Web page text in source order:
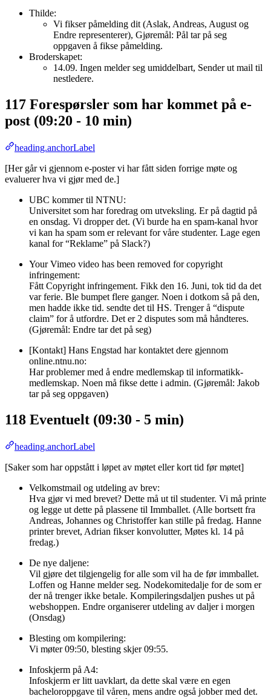
Thilde:
Vi fikser påmelding dit (Aslak, Andreas, August og
Endre representerer), Gjøremål: Pål tar på seg
oppgaven å fikse påmelding.
Broderskapet:
14.09. Ingen melder seg umiddelbart, Sender ut mail til
nestledere.
117 Forespørsler som har kommet på e-
post (09:20 - 10 min)
heading.anchorLabel
[Her går vi gjennom e-poster vi har fått siden forrige møte og
evaluerer hva vi gjør med de.]
UBC kommer til NTNU:
Universitet som har foredrag om utveksling. Er på dagtid på
en onsdag. Vi dropper det. (Vi burde ha en spam-kanal hvor
vi kan ha spam som er relevant for våre studenter. Lage egen
kanal for “Reklame” på Slack?)
Your Vimeo video has been removed for copyright
infringement:
Fått Copyright infringement. Fikk den 16. Juni, tok tid da det
var ferie. Ble bumpet flere ganger. Noen i dotkom så på den,
men hadde ikke tid. sendte det til HS. Trenger å “dispute
claim” for å utfordre. Det er 2 disputes som må håndteres.
(Gjøremål: Endre tar det på seg)
[Kontakt] Hans Engstad har kontaktet dere gjennom
online.ntnu.no:
Har problemer med å endre medlemskap til informatikk-
medlemskap. Noen må fikse dette i admin. (Gjøremål: Jakob
tar på seg oppgaven)
118 Eventuelt (09:30 - 5 min)
heading.anchorLabel
[Saker som har oppstått i løpet av møtet eller kort tid før møtet]
Velkomstmail og utdeling av brev:
Hva gjør vi med brevet? Dette må ut til studenter. Vi må printe
og legge ut dette på plassene til Immballet. (Alle bortsett fra
Andreas, Johannes og Christoffer kan stille på fredag. Hanne
printer brevet, Adrian fikser konvolutter, Møtes kl. 14 på
fredag.)
De nye daljene:
Vil gjøre det tilgjengelig for alle som vil ha de før immballet.
Loffen og Hanne melder seg. Nodekomitedalje for de som er
der nå trenger ikke betale. Kompileringsdaljen pushes ut på
webshoppen. Endre organiserer utdeling av daljer i morgen
(Onsdag)
Blesting om kompilering:
Vi møter 09:50, blesting skjer 09:55.
Infoskjerm på A4:
Infoskjerm er litt uavklart, da dette skal være en egen
bacheloroppgave til våren, mens andre også jobber med det.